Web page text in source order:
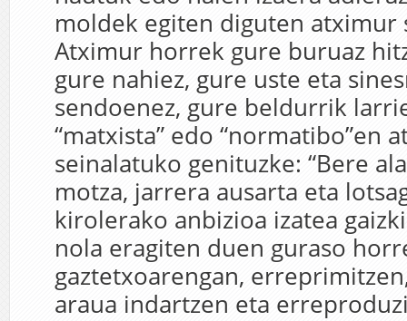
moldek egiten diguten atximur
Atximur horrek gure buruaz
gure nahiez, gure uste eta
sendoenez, gure beldurrik
“matxista” edo “normatibo”en
seinalatuko genituzke: “Bere
motza, jarrera ausarta eta
kirolerako anbizioa izatea
nola eragiten duen guraso
gaztetxoarengan,
araua indartzen eta